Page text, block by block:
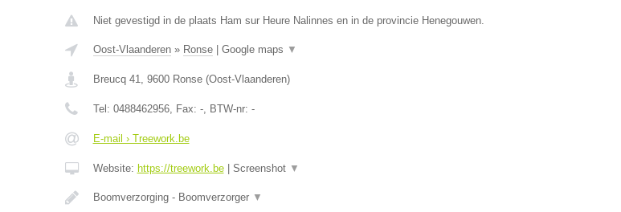
Niet gevestigd in de plaats Ham sur Heure Nalinnes en in de provincie Henegouwen.
Oost-Vlaanderen» Ronse| Google maps ▼
Breucq 41, 9600 Ronse(Oost-Vlaanderen)
Tel: 0488462956, Fax: -, BTW-nr: -
E-mail › Treework.be
Website: https://treework.be| Screenshot ▼
Boomverzorging - Boomverzorger ▼